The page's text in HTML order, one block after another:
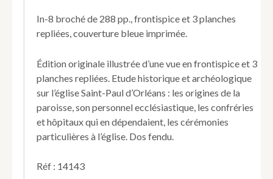
d'Orléans.
D'après
documents
(plan
et
vue
de
l'ancienne
église).
In-8 broché de 288 pp., frontispice et 3 planches
repliées, couverture bleue imprimée.
Édition originale illustrée d’une vue en frontispice et 3
planches repliées. Etude historique et archéologique
sur l’église Saint-Paul d’Orléans : les origines de la
paroisse, son personnel ecclésiastique, les confréries
et hôpitaux qui en dépendaient, les cérémonies
particulières à l’église. Dos fendu.
Réf : 14143